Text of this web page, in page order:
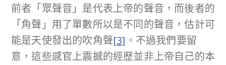
前者「眾聲音」是代表上帝的聲音，而後者的
「角聲」用了單數所以是不同的聲音，估計可
能是天使發出的吹角聲[3] 。不過我們要留
意，這些感官上震撼的經歷並非上帝自己的本